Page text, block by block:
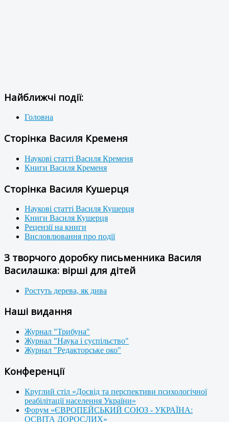
Найближчі події:
Головна
Сторінка Василя Кременя
Наукові статті Василя Кременя
Книги Василя Кременя
Сторінка Василя Кушерця
Наукові статті Василя Кушерця
Книги Василя Кушерця
Рецензії на книги
Висловлювання про події
З творчого доробку письменника Василя
Василашка: вірші для дітей
Ростуть дерева, як дива
Наші видання
Журнал "Трибуна"
Журнал "Наука і суспільство"
Журнал "Редакторське око"
Конференції
Круглий стіл «Досвід та перспективи психологічної
реабілітації населення України»
Форум «ЄВРОПЕЙСЬКИЙ СОЮЗ - УКРАЇНА:
ОСВІТА ДОРОСЛИХ»